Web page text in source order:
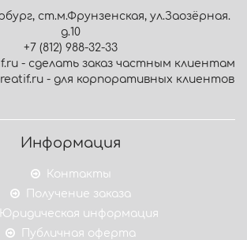
ст.м.Фрунзенская, ул.Заозёрная.
д.10
+7 (812) 988-32-33
- сделать заказ частным клиентам
- для корпоративных клиентов
Информация
Контакты
Получение заказа
Юридическая информация
Публичная оферта